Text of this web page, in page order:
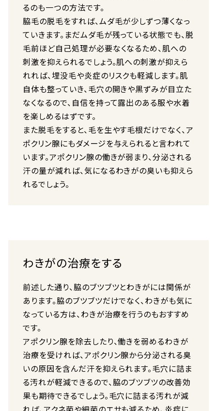
るのも一つの方法です。
脇毛の脱毛をすれば、ムダ毛が少しずつ薄くなっ
ていきます。まだムダ毛が残っている状態でも、脱
毛前ほど自己処理が必要なくなるため、肌への
刺激を抑えられるでしょう。肌への刺激が抑えら
れれば、埋没毛や炎症のリスクも軽減します。肌
自体も整っていき、毛穴の開きや黒ずみが目立た
なくなるので、自信を持って露出のある服や水着
を楽しめるはずです。
また脱毛をすると、毛を生やす毛根だけでなく、ア
ポクリン腺にもダメージを与えられると言われて
います。アポクリン腺の働きが弱まり、分泌される
汗の量が減れば、気になるわきがの臭いも抑えら
れるでしょう。
わきがの治療をする
前述した通り、脇のブツブツとわきがには関係が
あります。脇のブツブツだけでなく、わきがも気に
なっている方は、わきが治療を行うのもおすすめ
です。
アポクリン腺を除去したり、働きを弱めるわきが
治療を受ければ、アポクリン腺から分泌される臭
いの原因を含んだ汗を抑えられます。毛穴に詰ま
る汚れが軽減できるので、脇のブツブツの改善効
果も期待できるでしょう。毛穴に詰まる汚れが減